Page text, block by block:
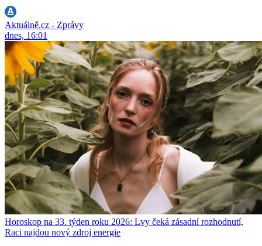
Aktuálně.cz - Zprávy
dnes, 16:01
Horoskop na 33. týden roku 2026: Lvy čeká zásadní rozhodnutí,
Raci najdou nový zdroj energie